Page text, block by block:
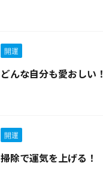
開運
どんな自分も愛おしい！
開運
掃除で運気を上げる！